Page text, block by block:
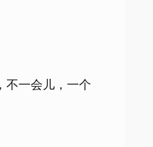
一会儿，一个